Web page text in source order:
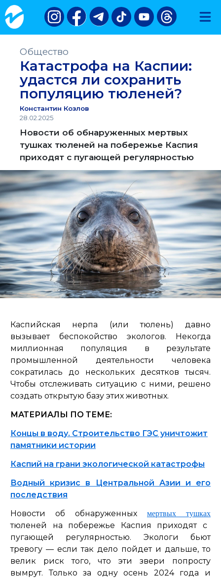
Общество
Катастрофа на Каспии:
удастся ли сохранить
популяцию тюленей?
Константин Козлов
28.02.2025
Новости об обнаруженных мертвых
тушках тюленей на побережье Каспия
приходят с пугающей регулярностью
Каспийская нерпа (или тюлень) давно
вызывает беспокойство экологов. Некогда
миллионная популяция в результате
промышленной деятельности человека
сократилась до нескольких десятков тысяч.
Чтобы отслеживать ситуацию с ними, решено
создать открытую базу этих животных.
МАТЕРИАЛЫ ПО ТЕМЕ:
Концы в воду. Строительство ГЭС уничтожит
памятники истории
Каспий на грани экологической катастрофы
Водный кризис в Центральной Азии и его
последствия
Новости об обнаруженных мертвых тушках
тюленей на побережье Каспия приходят с
пугающей регулярностью. Экологи бьют
тревогу — если так дело пойдет и дальше, то
велик риск того, что эти звери попросту
вымрут. Только за одну осень 2024 года и